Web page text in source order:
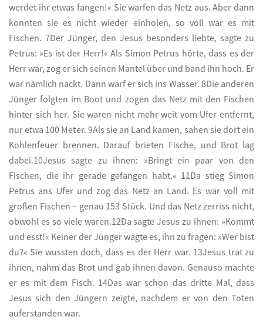
werdet ihr etwas fangen!« Sie warfen das Netz aus. Aber dann
konnten sie es nicht wieder einholen, so voll war es mit
Fischen. 7Der Jünger, den Jesus besonders liebte, sagte zu
Petrus: »Es ist der Herr!« Als Simon Petrus hörte, dass es der
Herr war, zog er sich seinen Mantel über und band ihn hoch. Er
war nämlich nackt. Dann warf er sich ins Wasser. 8Die anderen
Jünger folgten im Boot und zogen das Netz mit den Fischen
hinter sich her. Sie waren nicht mehr weit vom Ufer entfernt,
nur etwa 100 Meter. 9Als sie an Land kamen, sahen sie dort ein
Kohlenfeuer brennen. Darauf brieten Fische, und Brot lag
dabei.10Jesus sagte zu ihnen: »Bringt ein paar von den
Fischen, die ihr gerade gefangen habt.« 11Da stieg Simon
Petrus ans Ufer und zog das Netz an Land. Es war voll mit
großen Fischen – genau 153 Stück. Und das Netz zerriss nicht,
obwohl es so viele waren.12Da sagte Jesus zu ihnen: »Kommt
und esst!« Keiner der Jünger wagte es, ihn zu fragen: »Wer bist
du?« Sie wussten doch, dass es der Herr war. 13Jesus trat zu
ihnen, nahm das Brot und gab ihnen davon. Genauso machte
er es mit dem Fisch. 14Das war schon das dritte Mal, dass
Jesus sich den Jüngern zeigte, nachdem er von den Toten
auferstanden war.